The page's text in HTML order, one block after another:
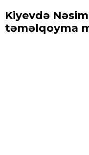
Kiyevdə
təməlqoyma